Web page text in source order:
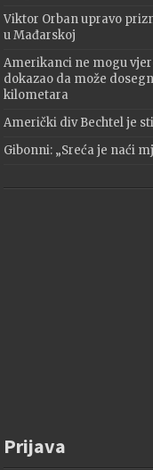
Viktor Orban upravo
u Mađarskoj
Amerikanci ne mogu
dokazao da može
kilometara
Američki div Bechtel je
Gibonni: „Sreća je naći
Prijava